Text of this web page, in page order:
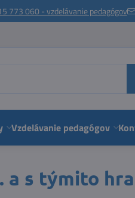
773 060 - vzdelávanie pedagógov
Vzdelávanie pedagógov
a s týmito